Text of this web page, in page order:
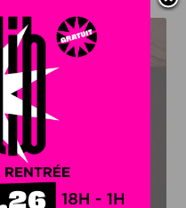
MAILLOTS POUR LA